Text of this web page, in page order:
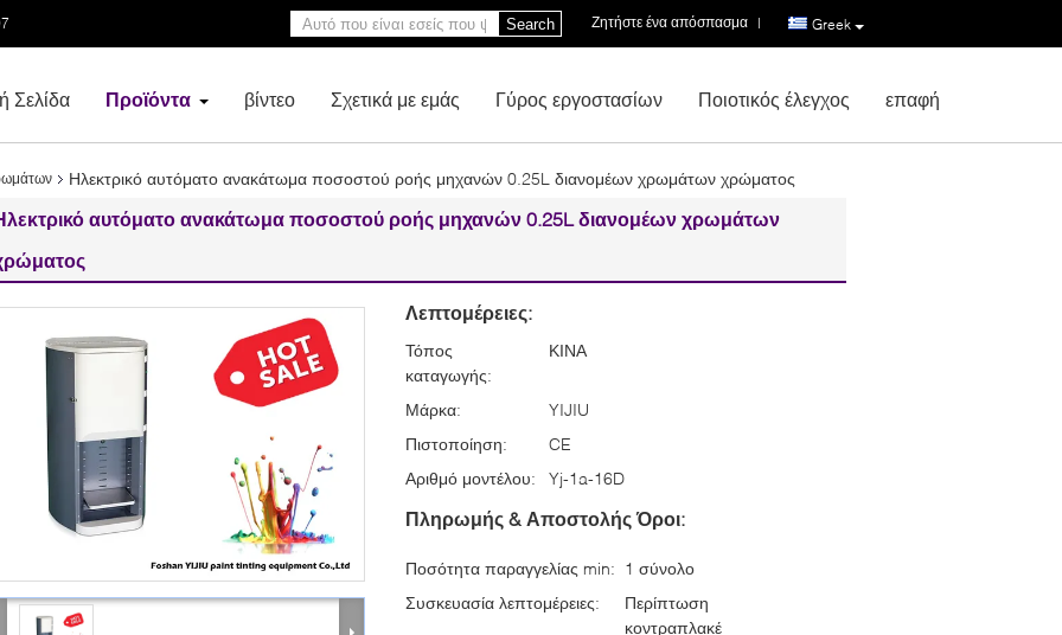
Greek
Ζητήστε ένα απόσπασμα |
Search
Σελίδα Προϊόντα βίντεο Σχετικά με εμάς Γύρος εργοστασίων Ποιοτικός έλεγχος επαφή
Ηλεκτρικό αυτόματο ανακάτωμα ποσοστού ροής μηχανών 0.25L διανομέων χρωμάτων χρώματος
αυτόματο ανακάτωμα ποσοστού ροής μηχανών 0.25L διανομέων χρωμάτων
Λεπτομέρειες:
Τόπος
καταγωγής:
ΚΙΝΑ
Μάρκα:
YIJIU
Πιστοποίηση:
CE
Αριθμό μοντέλου:
Yj-1a-16D
Πληρωμής & Αποστολής Όροι:
Ποσότητα παραγγελίας min: 1 σύνολο
Συσκευασία λεπτομέρειες:
Περίπτωση
κοντραπλακέ